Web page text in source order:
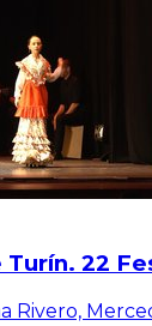
22
Rivero,